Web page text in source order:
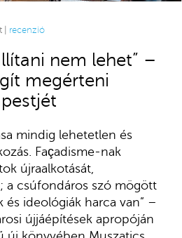
| recenzió
nem lehet” –
megérteni
mindig lehetetlen és
Façadisme-nak
újraalkotását,
a csúfondáros szó mögött
és ideológiák harca van” –
újjáépítések apropóján